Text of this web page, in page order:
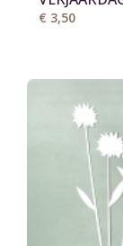
€ 3,50